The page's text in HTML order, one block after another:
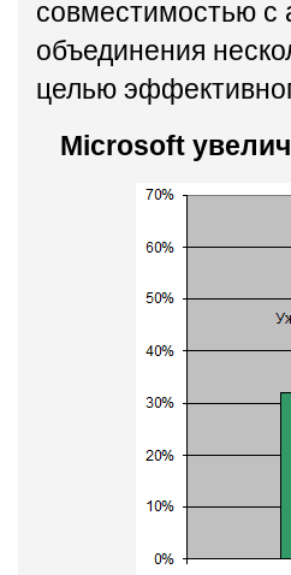
совместимостью с
объединения
целью
Microsoft